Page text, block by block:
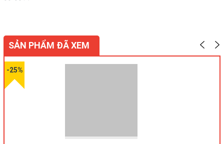
SẢN PHẨM ĐÃ XEM
-25%